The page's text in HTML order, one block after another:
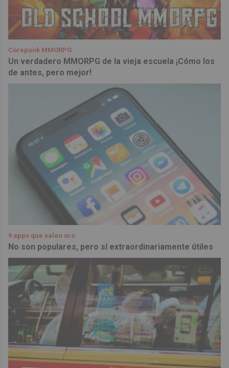
Corepunk MMORPG
Un verdadero MMORPG de la vieja escuela ¡Cómo los
de antes, pero mejor!
9 apps que valen oro
No son populares, pero sí extraordinariamente útiles